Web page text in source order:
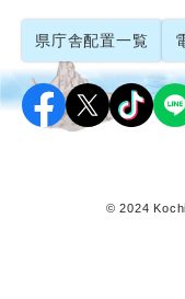
県庁舎配置一覧
© 2024